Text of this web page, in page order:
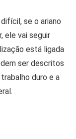
se o ariano
ele vai seguir
está ligada
ser descritos
duro e a